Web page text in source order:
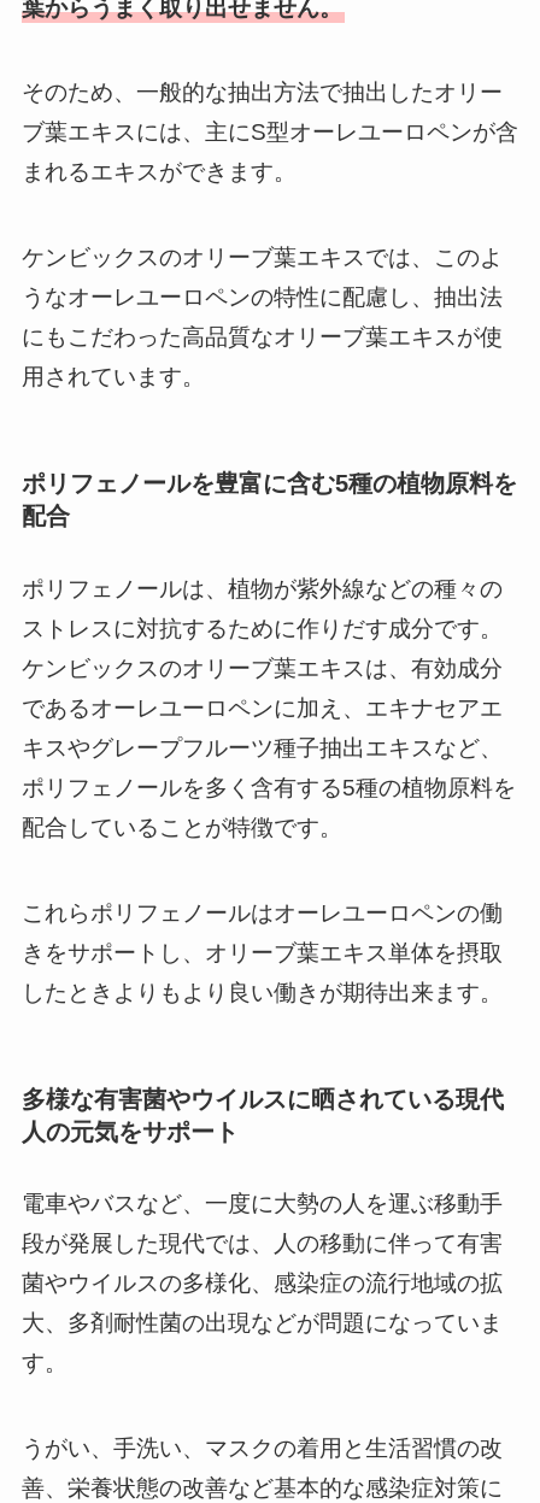
葉からうまく取り出せません。
そのため、一般的な抽出方法で抽出したオリー
ブ葉エキスには、主にS型オーレユーロペンが含
まれるエキスができます。
ケンビックスのオリーブ葉エキスでは、このよ
うなオーレユーロペンの特性に配慮し、抽出法
にもこだわった高品質なオリーブ葉エキスが使
用されています。
ポリフェノールを豊富に含む5種の植物原料を
配合
ポリフェノールは、植物が紫外線などの種々の
ストレスに対抗するために作りだす成分です。
ケンビックスのオリーブ葉エキスは、有効成分
であるオーレユーロペンに加え、エキナセアエ
キスやグレープフルーツ種子抽出エキスなど、
ポリフェノールを多く含有する5種の植物原料を
配合していることが特徴です。
これらポリフェノールはオーレユーロペンの働
きをサポートし、オリーブ葉エキス単体を摂取
したときよりもより良い働きが期待出来ます。
多様な有害菌やウイルスに晒されている現代
人の元気をサポート
電車やバスなど、一度に大勢の人を運ぶ移動手
段が発展した現代では、人の移動に伴って有害
菌やウイルスの多様化、感染症の流行地域の拡
大、多剤耐性菌の出現などが問題になっていま
す。
うがい、手洗い、マスクの着用と生活習慣の改
善、栄養状態の改善など基本的な感染症対策に